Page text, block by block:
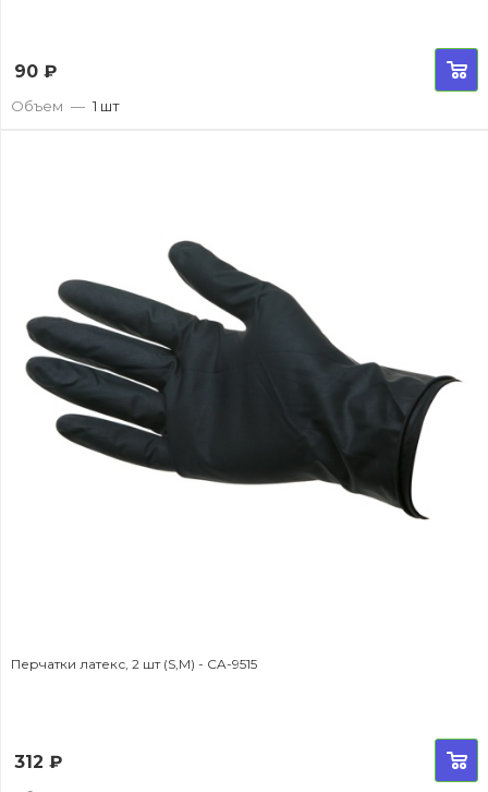
90 ₽
Объем — 1 шт
Перчатки латекс, 2 шт (S,M) - CA-9515
312 ₽